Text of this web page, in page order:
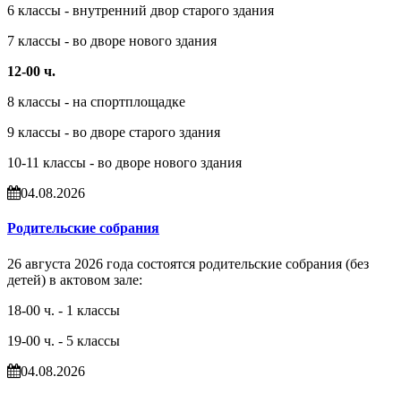
6 классы - внутренний двор старого здания
7 классы - во дворе нового здания
12-00 ч.
8 классы - на спортплощадке
9 классы - во дворе старого здания
10-11 классы - во дворе нового здания
04.08.2026
Родительские собрания
26 августа 2026 года состоятся родительские собрания (без
детей) в актовом зале:
18-00 ч. - 1 классы
19-00 ч. - 5 классы
04.08.2026